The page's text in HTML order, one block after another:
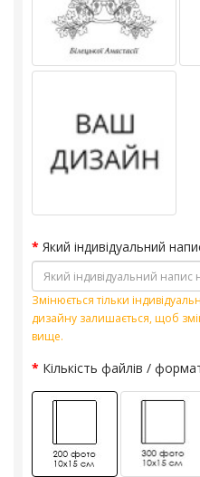
Який індивідуальний
Змінюється тільки
дизайну залишається, щоб
вище.
Кількість файлів /